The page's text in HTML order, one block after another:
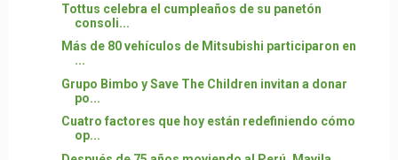
Tottus celebra el cumpleaños de su panetón
consoli...
Más de 80 vehículos de Mitsubishi participaron en
...
Grupo Bimbo y Save The Children invitan a donar
po...
Cuatro factores que hoy están redefiniendo cómo
op...